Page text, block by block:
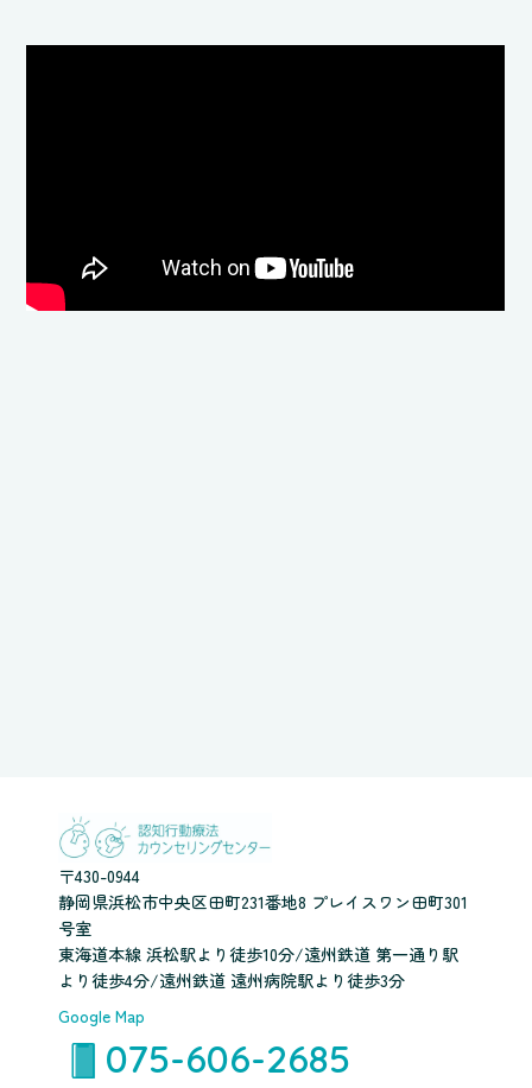
〒430-0944
静岡県浜松市中央区田町231番地8 プレイスワン田町301
号室
東海道本線 浜松駅より徒歩10分/遠州鉄道 第一通り駅
より徒歩4分/遠州鉄道 遠州病院駅より徒歩3分
Google Map
075-606-2685